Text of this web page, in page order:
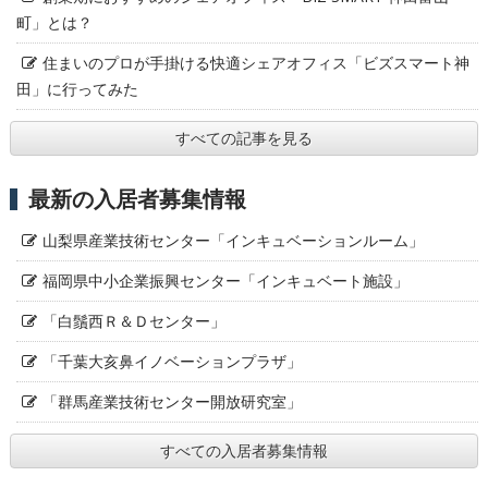
町」とは？
住まいのプロが手掛ける快適シェアオフィス「ビズスマート神
田」に行ってみた
すべての記事を見る
最新の入居者募集情報
山梨県産業技術センター「インキュベーションルーム」
福岡県中小企業振興センター「インキュベート施設」
「白鬚西Ｒ＆Ｄセンター」
「千葉大亥鼻イノベーションプラザ」
「群馬産業技術センター開放研究室」
すべての入居者募集情報